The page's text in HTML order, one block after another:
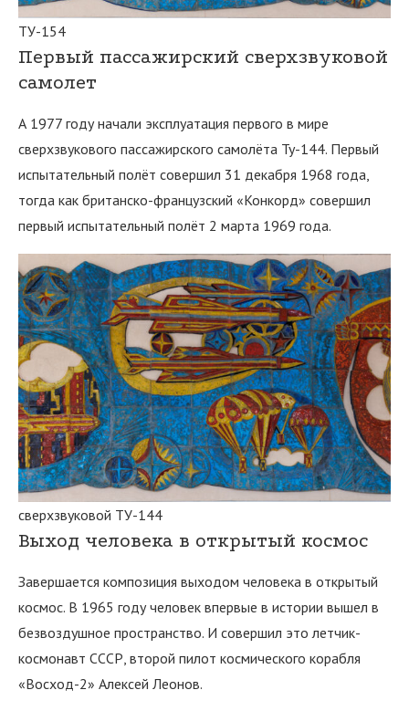
ТУ-154
Первый пассажирский сверхзвуковой
самолет
А 1977 году начали эксплуатация первого в мире
сверхзвукового пассажирского самолёта Ту-144. Первый
испытательный полёт совершил 31 декабря 1968 года,
тогда как британско-французский «Конкорд» совершил
первый испытательный полёт 2 марта 1969 года.
сверхзвуковой ТУ-144
Выход человека в открытый космос
Завершается композиция выходом человека в открытый
космос. В 1965 году человек впервые в истории вышел в
безвоздушное пространство. И совершил это летчик-
космонавт СССР, второй пилот космического корабля
«Восход-2» Алексей Леонов.